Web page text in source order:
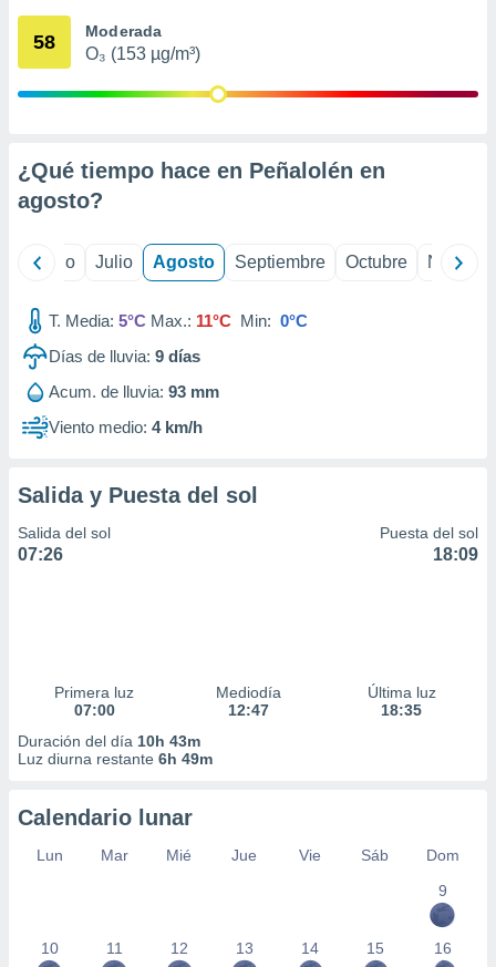
e
publicidad
1199
58 Moderada
O₃ (153 µg/m³)
¿Qué tiempo hace en Peñalolén en
agosto?
Junio Julio Agosto Septiembre Octubre
T. Media: 5°C Max.: 11°C Min: 0°C
Días de lluvia: 9 días
Acum. de lluvia: 93 mm
Viento medio: 4 km/h
Salida y Puesta del sol
Salida del sol
07:26
Puesta del sol
18:09
Primera luz
07:00
Mediodía
12:47
Última luz
18:35
Duración del día 10h 43m
Luz diurna restante 6h 49m
Calendario lunar
Lun Mar Mié Jue Vie Sáb
Dom
9
10 11 12 13 14 15 16